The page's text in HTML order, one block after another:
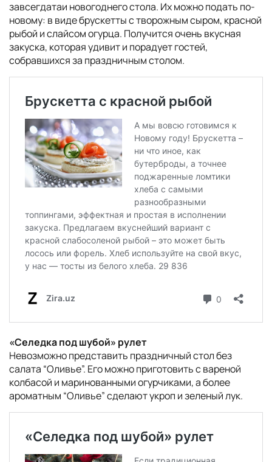
завсегдатаи новогоднего стола. Их можно подать по-
новому: в виде брускетты с творожным сыром, красной
рыбой и слайсом огурца. Получится очень вкусная
закуска, которая удивит и порадует гостей,
собравшихся за праздничным столом.
«Селедка под шубой» рулет
Невозможно представить праздничный стол без
салата “Оливье”. Его можно приготовить с вареной
колбасой и маринованными огурчиками, а более
ароматным “Оливье” сделают укроп и зеленый лук.